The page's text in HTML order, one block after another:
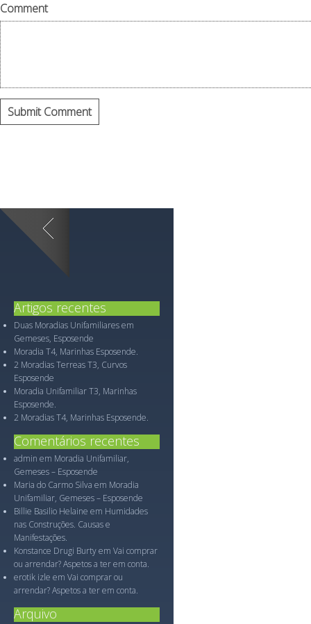
Comment
Artigos recentes
Duas Moradias Unifamiliares em
Gemeses, Esposende
Moradia T4, Marinhas Esposende.
2 Moradias Terreas T3, Curvos
Esposende
Moradia Unifamiliar T3, Marinhas
Esposende.
2 Moradias T4, Marinhas Esposende.
Comentários recentes
admin em Moradia Unifamiliar,
Gemeses – Esposende
Maria do Carmo Silva em Moradia
Unifamiliar, Gemeses – Esposende
Billie Basilio Helaine em Humidades
nas Construções. Causas e
Manifestações.
Konstance Drugi Burtyem Vai comprar
ou arrendar? Aspetos a ter em conta.
erotik izle em Vai comprar ou
arrendar? Aspetos a ter em conta.
Arquivo